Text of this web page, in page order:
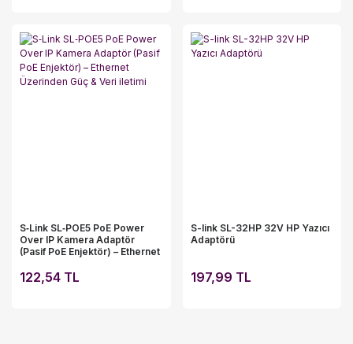
S‑Link SL‑POE5 PoE Power
Over IP Kamera Adaptör
(Pasif PoE Enjektör) – Ethernet
122,54 TL
S-link SL-32HP 32V HP Yazıcı
Adaptörü
197,99 TL